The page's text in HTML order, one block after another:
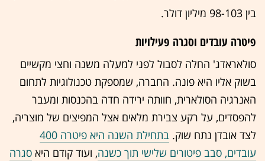
בין 98-103 מיליון דולר.
פיטרה עובדים וסגרה פעילויות
סולאראדג' החלה לסבול לפני למעלה משנה וחצי מקשיים
בשוק אליו היא פונה. החברה, שמספקת טכנולוגיות לתחום
האנרגיה הסולארית, חוותה ירידה חדה בהכנסות ומעבר
להפסדים, על רקע צבירת מלאים אצל המפיצים של מוצריה,
לצד אובדן נתח שוק.
בתחילת השנה היא פיטרה 400
עובדים, סבב פיטורים שלישי תוך כשנה, ועוד קודם היא סגרה